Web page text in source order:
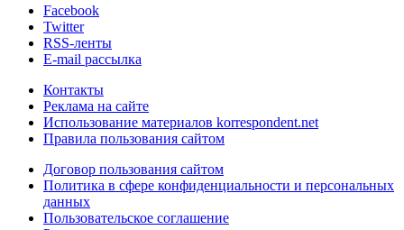
Facebook
Twitter
RSS-ленты
E-mail рассылка
Контакты
Реклама на сайте
Использование материалов korrespondent.net
Правила пользования сайтом
Договор пользования сайтом
Политика в сфере конфиденциальности и персональных
данных
Пользовательское соглашение